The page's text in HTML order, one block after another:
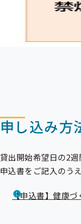
申し込み方
貸出開始希望日の2週
申込書をご記入のう
【申込書】健康